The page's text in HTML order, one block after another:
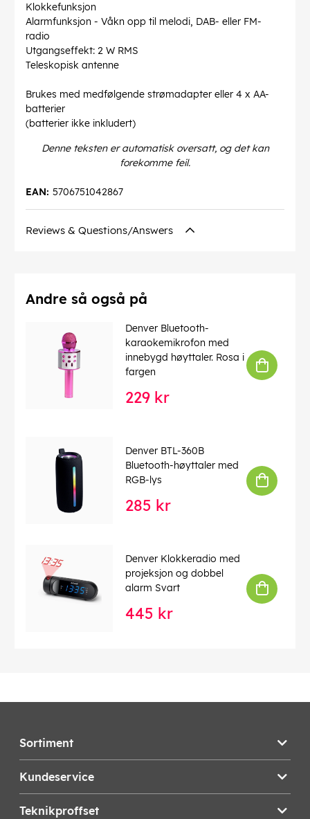
Klokkefunksjon
Alarmfunksjon - Våkn opp til melodi, DAB- eller FM-
radio
Utgangseffekt: 2 W RMS
Teleskopisk antenne
Brukes med medfølgende strømadapter eller 4 x AA-
batterier
(batterier ikke inkludert)
Denne teksten er automatisk oversatt, og det kan
forekomme feil.
5706751042867
EAN:
Reviews & Questions/Answers
Andre så også på
Denver Bluetooth-
karaokemikrofon med
innebygd høyttaler. Rosa i
fargen
229 kr
Denver BTL-360B
Bluetooth-høyttaler med
RGB-lys
285 kr
Denver Klokkeradio med
projeksjon og dobbel
alarm Svart
445 kr
Sortiment
Kundeservice
Teknikproffset